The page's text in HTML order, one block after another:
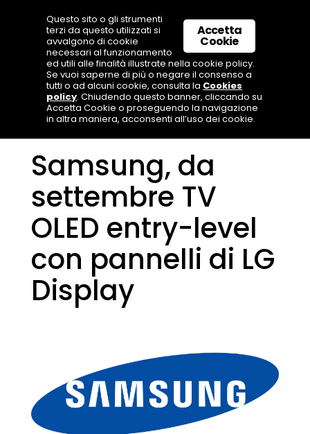
Samsung, da
settembre TV
OLED entry-level
con pannelli di LG
Display
Accetta
Cookie
Questo sito o gli strumenti
terzi da questo utilizzati si
avvalgono di cookie
necessari al funzionamento
ed utili alle finalità illustrate nella cookie policy.
Se vuoi saperne di più o negare il consenso a
tutti o ad alcuni cookie, consulta la Cookies
policy. Chiudendo questo banner, cliccando su
Accetta Cookie o proseguendo la navigazione
in altra maniera, acconsenti all’uso dei cookie.